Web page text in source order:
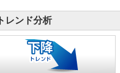
トレンド分析